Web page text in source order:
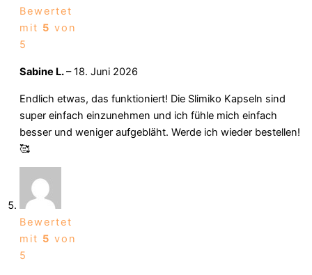
Bewertet
mit 5 von
5
Sabine L.– 18. Juni 2026
Endlich etwas, das funktioniert! Die Slimiko Kapseln sind
super einfach einzunehmen und ich fühle mich einfach
besser und weniger aufgebläht. Werde ich wieder bestellen!
🥰
Bewertet
mit 5 von
5